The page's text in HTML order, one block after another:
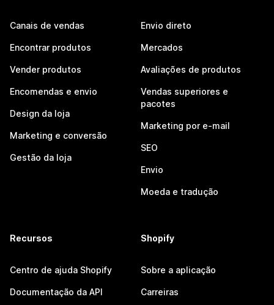
Canais de vendas
Encontrar produtos
Vender produtos
Encomendas e envio
Design da loja
Marketing e conversão
Gestão da loja
Envio direto
Mercados
Avaliações de produtos
Vendas superiores e
pacotes
Marketing por e-mail
SEO
Envio
Moeda e tradução
Recursos
Centro de ajuda Shopify
Documentação da API
Shopify
Sobre a aplicação
Carreiras